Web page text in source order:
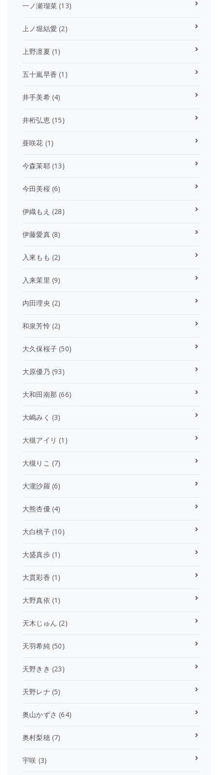
一ノ瀬瑠菜 (13)
上ノ堀結愛 (2)
上野凛夏 (1)
五十嵐早香 (1)
井手美希(4)
井桁弘恵(15)
亜咲花 (1)
今森茉耶(13)
今田美桜(6)
伊織もえ (28)
伊藤愛真(8)
入來もも (2)
入来茉里 (9)
内田理央 (2)
和泉芳怜 (2)
大久保桜子 (50)
大原優乃 (93)
大和田南那 (66)
大嶋みく (3)
大槻アイリ (1)
大槻りこ (7)
大瀧沙羅 (6)
大熊杏優(4)
大白桃子(10)
大盛真歩(1)
大貫彩香 (1)
大野真依 (1)
天木じゅん (2)
天羽希純(50)
天野きき (23)
天野レナ (5)
奥山かずさ (64)
奥村梨穂(7)
宇咲 (3)